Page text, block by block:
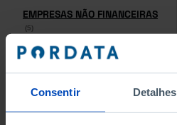
Consentir Detalhes
EMPRESAS NÃO FINANCEIRAS
(5)
EMPRESAS NÃO FINANCEIRAS
(5)
(5)
(5)